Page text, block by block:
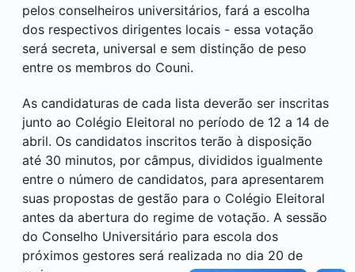
pelos conselheiros universitários, fará a escolha
dos respectivos dirigentes locais - essa votação
será secreta, universal e sem distinção de peso
entre os membros do Couni.
As candidaturas de cada lista deverão ser inscritas
junto ao Colégio Eleitoral no período de 12 a 14 de
abril. Os candidatos inscritos terão à disposição
até 30 minutos, por câmpus, divididos igualmente
entre o número de candidatos, para apresentarem
suas propostas de gestão para o Colégio Eleitoral
antes da abertura do regime de votação. A sessão
do Conselho Universitário para escola dos
próximos gestores será realizada no dia 20 de